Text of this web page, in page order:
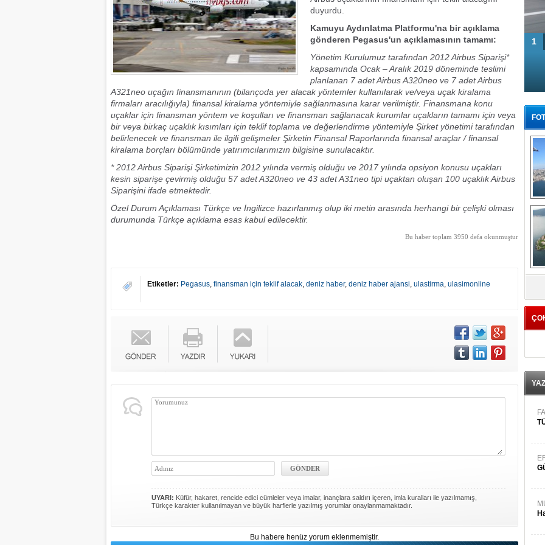
duyurdu.
Kamuyu Aydınlatma Platformu'na bir açıklama
gönderen Pegasus'un açıklamasının tamamı:
Yönetim Kurulumuz tarafından 2012 Airbus Siparişi*
kapsamında Ocak – Aralık 2019 döneminde teslimi
planlanan 7 adet Airbus A320neo ve 7 adet Airbus
A321neo uçağın finansmanının (bilançoda yer alacak yöntemler kullanılarak ve/veya uçak kiralama
firmaları aracılığıyla) finansal kiralama yöntemiyle sağlanmasına karar verilmiştir. Finansmana konu
uçaklar için finansman yöntem ve koşulları ve finansman sağlanacak kurumlar uçakların tamamı için veya
bir veya birkaç uçaklık kısımları için teklif toplama ve değerlendirme yöntemiyle Şirket yönetimi tarafından
belirlenecek ve finansman ile ilgili gelişmeler Şirketin Finansal Raporlarında finansal araçlar / finansal
kiralama borçları bölümünde yatırımcılarımızın bilgisine sunulacaktır.
* 2012 Airbus Siparişi Şirketimizin 2012 yılında vermiş olduğu ve 2017 yılında opsiyon konusu uçakları
kesin siparişe çevirmiş olduğu 57 adet A320neo ve 43 adet A31neo tipi uçaktan oluşan 100 uçaklık Airbus
Siparişini ifade etmektedir.
Özel Durum Açıklaması Türkçe ve İngilizce hazırlanmış olup iki metin arasında herhangi bir çelişki olması
durumunda Türkçe açıklama esas kabul edilecektir.
Bu haber toplam 3950 defa okunmuştur
Etiketler: Pegasus, finansman için teklif alacak, deniz haber, deniz haber ajansi, ulastirma, ulasimonline
UYARI: Küfür, hakaret, rencide edici cümleler veya imalar, inançlara saldırı içeren, imla kuralları ile yazılmamış,
Türkçe karakter kullanılmayan ve büyük harflerle yazılmış yorumlar onaylanmamaktadır.
Bu habere henüz yorum eklenmemiştir.
1